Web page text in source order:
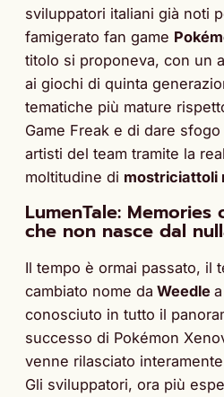
sviluppatori italiani già noti
famigerato fan game
titolo si proponeva, con un
ai giochi di quinta
tematiche più mature
Game Freak e di dare
artisti del team tramite la
moltitudine di mostriciattoli
LumenTale:
che non nasce dal
Il tempo è ormai passato, il
cambiato nome da Weedle
conosciuto in tutto il
successo di Pokémon
venne rilasciato
Gli sviluppatori, ora più